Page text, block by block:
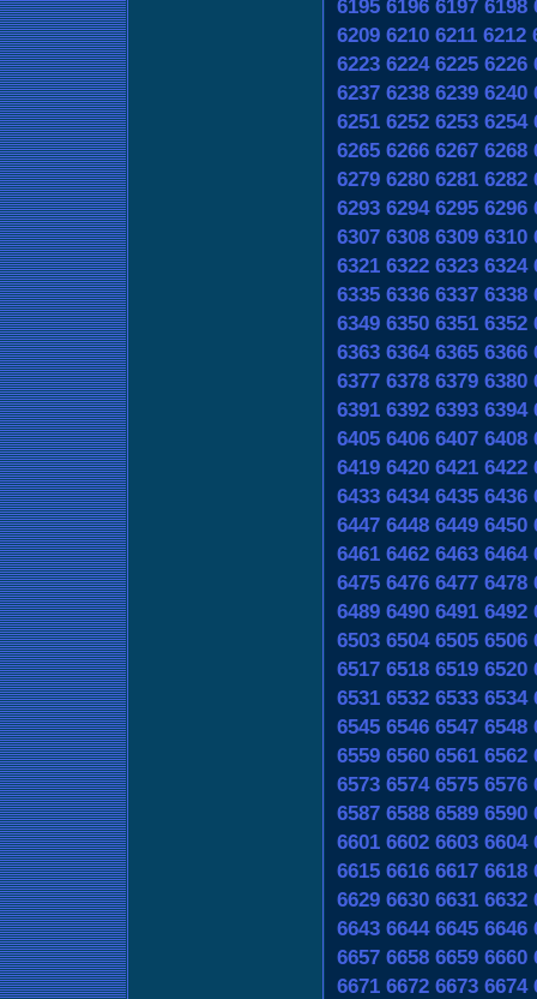
6195 6196 6197 6198
6209 6210 6211 6212
6223 6224 6225 6226
6237 6238 6239 6240
6251 6252 6253 6254
6265 6266 6267 6268
6279 6280 6281 6282
6293 6294 6295 6296
6307 6308 6309 6310
6321 6322 6323 6324
6335 6336 6337 6338
6349 6350 6351 6352
6363 6364 6365 6366
6377 6378 6379 6380
6391 6392 6393 6394
6405 6406 6407 6408
6419 6420 6421 6422
6433 6434 6435 6436
6447 6448 6449 6450
6461 6462 6463 6464
6475 6476 6477 6478
6489 6490 6491 6492
6503 6504 6505 6506
6517 6518 6519 6520
6531 6532 6533 6534
6545 6546 6547 6548
6559 6560 6561 6562
6573 6574 6575 6576
6587 6588 6589 6590
6601 6602 6603 6604
6615 6616 6617 6618
6629 6630 6631 6632
6643 6644 6645 6646
6657 6658 6659 6660
6671 6672 6673 6674